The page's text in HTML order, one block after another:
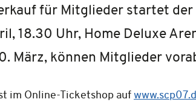
für Mitglieder startet
18.30 Uhr, Home Deluxe
März, können Mitglieder
im Online-Ticketshop auf